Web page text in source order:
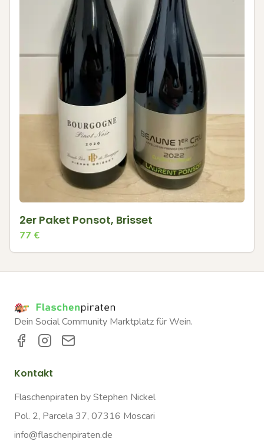
2er Paket Ponsot, Brisset
77 €
Dein Social Community Marktplatz für Wein.
Kontakt
Flaschenpiraten by Stephen Nickel
Pol. 2, Parcela 37, 07316 Moscari
info@flaschenpiraten.de